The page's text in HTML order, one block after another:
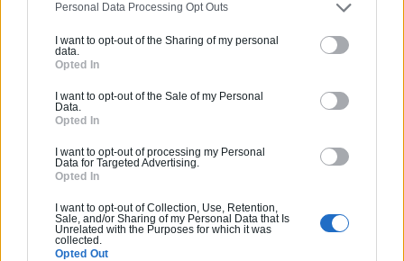
Personal Data Processing Opt Outs
I want to opt-out of the Sharing of my personal
data.
Opted In
I want to opt-out of the Sale of my Personal
Data.
Opted In
I want to opt-out of processing my Personal
Data for Targeted Advertising.
Opted In
I want to opt-out of Collection, Use, Retention,
Sale, and/or Sharing of my Personal Data that Is
Unrelated with the Purposes for which it was
collected.
Opted Out
Estimez gratuitement
votre projet